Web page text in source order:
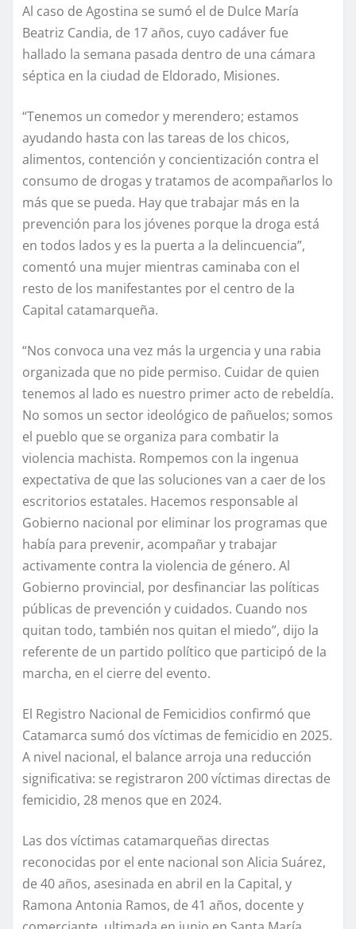
Al caso de Agostina se sumó el de Dulce María
Beatriz Candia, de 17 años, cuyo cadáver fue
hallado la semana pasada dentro de una cámara
séptica en la ciudad de Eldorado, Misiones.
“Tenemos un comedor y merendero; estamos
ayudando hasta con las tareas de los chicos,
alimentos, contención y concientización contra el
consumo de drogas y tratamos de acompañarlos lo
más que se pueda. Hay que trabajar más en la
prevención para los jóvenes porque la droga está
en todos lados y es la puerta a la delincuencia”,
comentó una mujer mientras caminaba con el
resto de los manifestantes por el centro de la
Capital catamarqueña.
“Nos convoca una vez más la urgencia y una rabia
organizada que no pide permiso. Cuidar de quien
tenemos al lado es nuestro primer acto de rebeldía.
No somos un sector ideológico de pañuelos; somos
el pueblo que se organiza para combatir la
violencia machista. Rompemos con la ingenua
expectativa de que las soluciones van a caer de los
escritorios estatales. Hacemos responsable al
Gobierno nacional por eliminar los programas que
había para prevenir, acompañar y trabajar
activamente contra la violencia de género. Al
Gobierno provincial, por desfinanciar las políticas
públicas de prevención y cuidados. Cuando nos
quitan todo, también nos quitan el miedo”, dijo la
referente de un partido político que participó de la
marcha, en el cierre del evento.
El Registro Nacional de Femicidios confirmó que
Catamarca sumó dos víctimas de femicidio en 2025.
A nivel nacional, el balance arroja una reducción
significativa: se registraron 200 víctimas directas de
femicidio, 28 menos que en 2024.
Las dos víctimas catamarqueñas directas
reconocidas por el ente nacional son Alicia Suárez,
de 40 años, asesinada en abril en la Capital, y
Ramona Antonia Ramos, de 41 años, docente y